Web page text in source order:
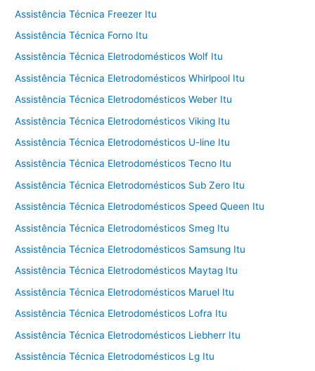
Assistência Técnica Freezer Itu
Assistência Técnica Forno Itu
Assistência Técnica Eletrodomésticos Wolf Itu
Assistência Técnica Eletrodomésticos Whirlpool Itu
Assistência Técnica Eletrodomésticos Weber Itu
Assistência Técnica Eletrodomésticos Viking Itu
Assistência Técnica Eletrodomésticos U-line Itu
Assistência Técnica Eletrodomésticos Tecno Itu
Assistência Técnica Eletrodomésticos Sub Zero Itu
Assistência Técnica Eletrodomésticos Speed Queen Itu
Assistência Técnica Eletrodomésticos Smeg Itu
Assistência Técnica Eletrodomésticos Samsung Itu
Assistência Técnica Eletrodomésticos Maytag Itu
Assistência Técnica Eletrodomésticos Maruel Itu
Assistência Técnica Eletrodomésticos Lofra Itu
Assistência Técnica Eletrodomésticos Liebherr Itu
Assistência Técnica Eletrodomésticos Lg Itu